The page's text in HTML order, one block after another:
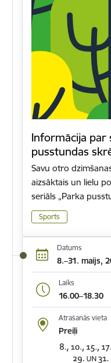
Informācija par
pusstundas
Savu otro
aizsāktais un lielu
seriāls „Parka
Sports
Datums
8.–31. maijs,
Laiks
16.00–18.30
Atrašanās vieta
Preiļi